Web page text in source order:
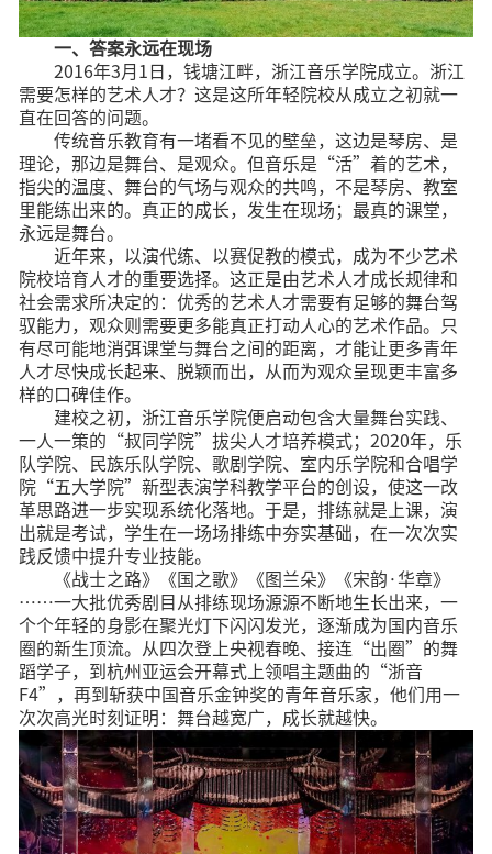
一、答案永远在现场
2016年3月1日，钱塘江畔，浙江音乐学院成立。浙江
需要怎样的艺术人才？这是这所年轻院校从成立之初就一
直在回答的问题。
传统音乐教育有一堵看不见的壁垒，这边是琴房、是
理论，那边是舞台、是观众。但音乐是“活”着的艺术，
指尖的温度、舞台的气场与观众的共鸣，不是琴房、教室
里能练出来的。真正的成长，发生在现场；最真的课堂，
永远是舞台。
近年来，以演代练、以赛促教的模式，成为不少艺术
院校培育人才的重要选择。这正是由艺术人才成长规律和
社会需求所决定的：优秀的艺术人才需要有足够的舞台驾
驭能力，观众则需要更多能真正打动人心的艺术作品。只
有尽可能地消弭课堂与舞台之间的距离，才能让更多青年
人才尽快成长起来、脱颖而出，从而为观众呈现更丰富多
样的口碑佳作。
建校之初，浙江音乐学院便启动包含大量舞台实践、
一人一策的“叔同学院”拔尖人才培养模式；2020年，乐
队学院、民族乐队学院、歌剧学院、室内乐学院和合唱学
院“五大学院”新型表演学科教学平台的创设，使这一改
革思路进一步实现系统化落地。于是，排练就是上课，演
出就是考试，学生在一场场排练中夯实基础，在一次次实
践反馈中提升专业技能。
《战士之路》《国之歌》《图兰朵》《宋韵·华章》
……一大批优秀剧目从排练现场源源不断地生长出来，一
个个年轻的身影在聚光灯下闪闪发光，逐渐成为国内音乐
圈的新生顶流。从四次登上央视春晚、接连“出圈”的舞
蹈学子，到杭州亚运会开幕式上领唱主题曲的“浙音
F4”，再到斩获中国音乐金钟奖的青年音乐家，他们用一
次次高光时刻证明：舞台越宽广，成长就越快。